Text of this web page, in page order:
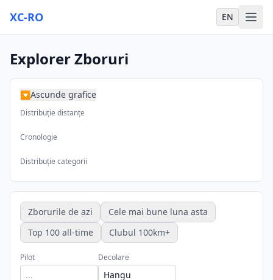
XC-RO EN
Explorer Zboruri
▶Ascunde grafice
Distribuție distanțe
Cronologie
Distribuție categorii
Zborurile de azi
Cele mai bune luna asta
Top 100 all-time
Clubul 100km+
Pilot Decolare